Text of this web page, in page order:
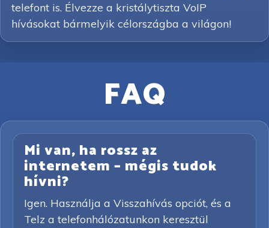
telefont is. Élvezze a kristálytiszta VoIP
hívásokat bármelyik célországba a világon!
FAQ
Mi van, ha rossz az
internetem – mégis tudok
hívni?
Igen. Használja a Visszahívás opciót, és a
Telz a telefonhálózatunkon keresztül